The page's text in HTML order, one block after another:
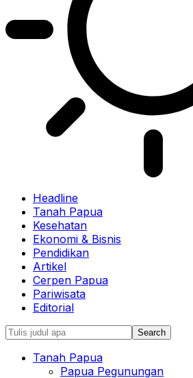
Headline
Tanah Papua
Kesehatan
Ekonomi & Bisnis
Pendidikan
Artikel
Cerpen Papua
Pariwisata
Editorial
Tanah Papua
Papua Pegunungan